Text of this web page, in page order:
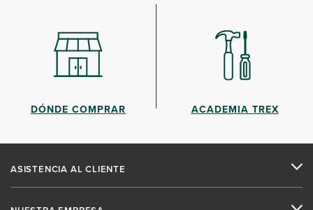
DÓNDE COMPRAR ACADEMIA TREX
ASISTENCIA AL CLIENTE